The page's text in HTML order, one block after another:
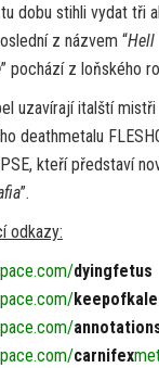
dobu stihli vydat tři
z názvem “Hell
” pochází z loňského
uzavírají italští mistři
deathmetalu
kteří představí
”.
odkazy:
dyingfetus
carnifex